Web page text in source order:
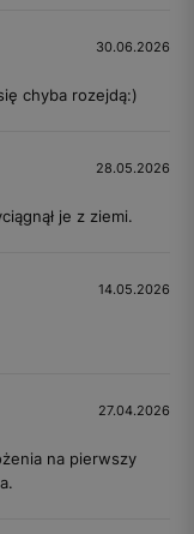
30.06.2026
chyba rozejdą:)
28.05.2026
je z ziemi.
14.05.2026
27.04.2026
na pierwszy